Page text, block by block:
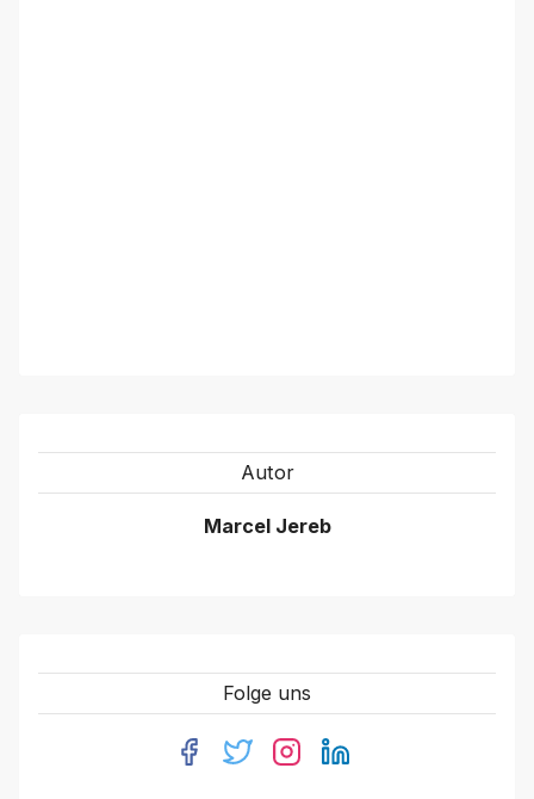
Autor
Marcel Jereb
Folge uns